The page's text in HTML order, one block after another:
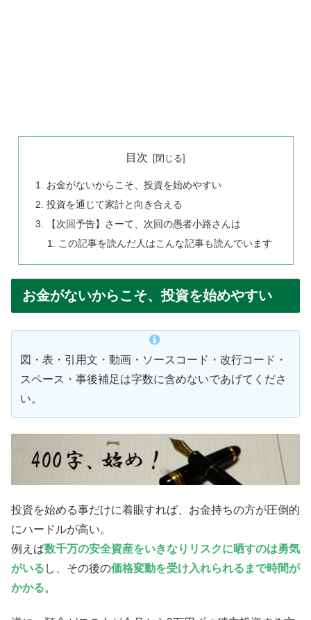
目次
お金がないからこそ、投資を始めやすい
投資を通じて家計と向き合える
【次回予告】さーて、次回の愚者小路さんは
この記事を読んだ人はこんな記事も読んでいます
お金がないからこそ、投資を始めやすい
図・表・引用文・動画・ソースコード・改行コード・
スペース・事後補足は字数に含めないであげてくださ
い。
投資を始める事だけに着眼すれば、お金持ちの方が圧倒的
にハードルが高い。
例えば数千万の安全資産をいきなりリスクに晒すのは勇気
がいる し、その後の価格変動を受け入れられるまで時間が
かかる。